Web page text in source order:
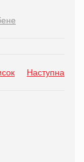
Наступна